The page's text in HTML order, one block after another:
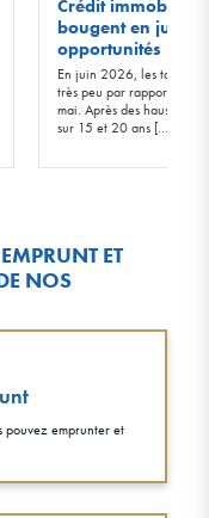
Crédit immobilier
bougent en juin
opportunités !
En juin 2026, les taux
très peu par rapport à
mai. Après des hausses
sur 15 et 20 ans […]
ET
NOS
pouvez emprunter et